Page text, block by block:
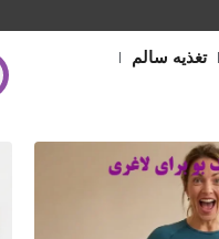
تغذیه سالم